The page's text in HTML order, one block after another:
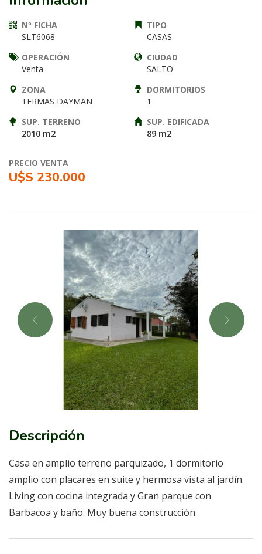
Nº FICHA
SLT6068
TIPO
CASAS
OPERACIÓN
Venta
CIUDAD
SALTO
ZONA
TERMAS DAYMAN
DORMITORIOS
1
SUP. TERRENO
2010 m2
SUP. EDIFICADA
89 m2
PRECIO VENTA
U$S 230.000
Descripción
Casa en amplio terreno parquizado, 1 dormitorio
amplio con placares en suite y hermosa vista al jardín.
Living con cocina integrada y Gran parque con
Barbacoa y baño. Muy buena construcción.